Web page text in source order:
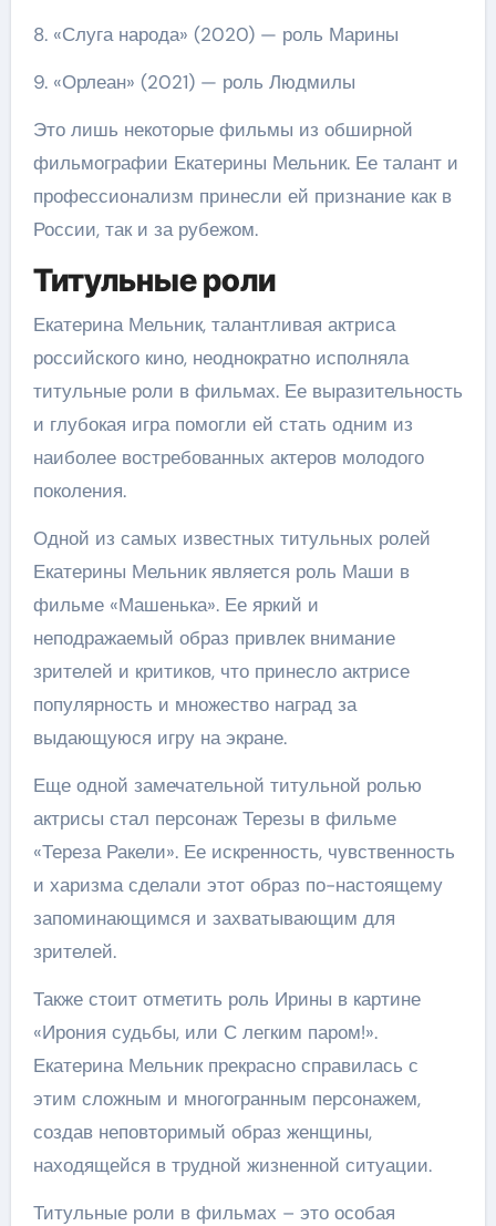
8. «Слуга народа» (2020) — роль Марины
9. «Орлеан» (2021) — роль Людмилы
Это лишь некоторые фильмы из обширной
фильмографии Екатерины Мельник. Ее талант и
профессионализм принесли ей признание как в
России, так и за рубежом.
Титульные роли
Екатерина Мельник, талантливая актриса
российского кино, неоднократно исполняла
титульные роли в фильмах. Ее выразительность
и глубокая игра помогли ей стать одним из
наиболее востребованных актеров молодого
поколения.
Одной из самых известных титульных ролей
Екатерины Мельник является роль Маши в
фильме «Машенька». Ее яркий и
неподражаемый образ привлек внимание
зрителей и критиков, что принесло актрисе
популярность и множество наград за
выдающуюся игру на экране.
Еще одной замечательной титульной ролью
актрисы стал персонаж Терезы в фильме
«Тереза Ракели». Ее искренность, чувственность
и харизма сделали этот образ по-настоящему
запоминающимся и захватывающим для
зрителей.
Также стоит отметить роль Ирины в картине
«Ирония судьбы, или С легким паром!».
Екатерина Мельник прекрасно справилась с
этим сложным и многогранным персонажем,
создав неповторимый образ женщины,
находящейся в трудной жизненной ситуации.
Титульные роли в фильмах – это особая